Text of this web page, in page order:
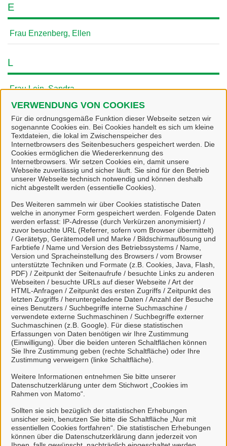
VERWENDUNG VON COOKIES
Für die ordnungsgemäße Funktion dieser Webseite setzen wir
sogenannte Cookies ein. Bei Cookies handelt es sich um kleine
Textdateien, die lokal im Zwischenspeicher des
Internetbrowsers des Seitenbesuchers gespeichert werden. Die
Cookies ermöglichen die Wiedererkennung des
Internetbrowsers. Wir setzen Cookies ein, damit unsere
Webseite zuverlässig und sicher läuft. Sie sind für den Betrieb
unserer Webseite technisch notwendig und können deshalb
nicht abgestellt werden (essentielle Cookies).
Des Weiteren sammeln wir über Cookies statistische Daten
welche in anonymer Form gespeichert werden. Folgende Daten
werden erfasst: IP-Adresse (durch Verkürzen anonymisiert) /
zuvor besuchte URL (Referrer, sofern vom Browser übermittelt)
/ Gerätetyp, Gerätemodell und Marke / Bildschirmauflösung und
Farbtiefe / Name und Version des Betriebssystems / Name,
Version und Spracheinstellung des Browsers / vom Browser
unterstützte Techniken und Formate (z.B. Cookies, Java, Flash,
PDF) / Zeitpunkt der Seitenaufrufe / besuchte Links zu anderen
Webseiten / besuchte URLs auf dieser Webseite / Art der
HTML-Anfragen / Zeitpunkt des ersten Zugriffs / Zeitpunkt des
letzten Zugriffs / heruntergeladene Daten / Anzahl der Besuche
eines Benutzers / Suchbegriffe interne Suchmaschine /
verwendete externe Suchmaschinen / Suchbegriffe externer
Suchmaschinen (z.B. Google). Für diese statistischen
Erfassungen von Daten benötigen wir Ihre Zustimmung
(Einwilligung). Über die beiden unteren Schaltflächen können
Sie Ihre Zustimmung geben (rechte Schaltfläche) oder Ihre
Zustimmung verweigern (linke Schaltfläche).
Weitere Informationen entnehmen Sie bitte unserer
Datenschutzerklärung unter dem Stichwort „Cookies im
Rahmen von Matomo“.
Sollten sie sich bezüglich der statistischen Erhebungen
unsicher sein, benutzen Sie bitte die Schaltfläche „Nur mit
essentiellen Cookies fortfahren“. Die statistischen Erhebungen
können über die Datenschutzerklärung dann jederzeit von
E
Frau Enzenberg, Ellen
L
Frau Lein, Sandra
M
Herr Marin, Ovidiu
Müller
Herr Mustermann, Max
P
Frau Paninka, Sandra
S
Frau Schäl, Britta
Stadtbad - Schwimmkurse
T
Thermalsolbad - Schwimmkurse
Frau Tietze, Tanja